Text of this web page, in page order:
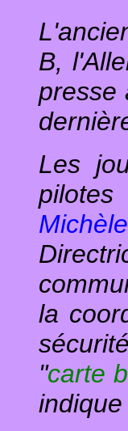
B,
presse
Les
pilotes
la
"carte